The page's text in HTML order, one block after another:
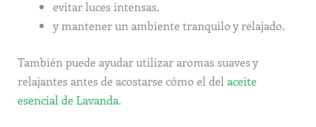
evitar luces intensas,
y mantener un ambiente tranquilo y relajado.
También puede ayudar utilizar aromas suaves y
relajantes antes de acostarse cómo el delaceite
esencial de Lavanda.